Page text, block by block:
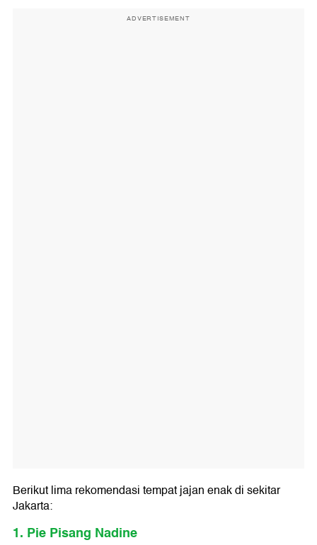
ADVERTISEMENT
Berikut lima rekomendasi tempat jajan enak di sekitar
Jakarta:
1. Pie Pisang Nadine